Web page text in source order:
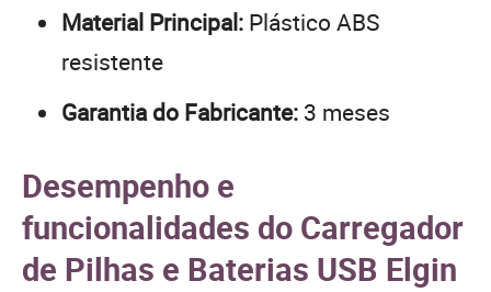
Material Principal: Plástico ABS
resistente
Garantia do Fabricante: 3 meses
Desempenho e
funcionalidades do Carregador
de Pilhas e Baterias USB Elgin